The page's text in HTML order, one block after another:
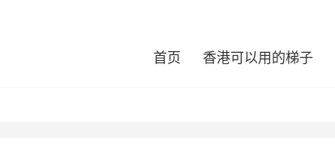
首页 香港可以用的梯子